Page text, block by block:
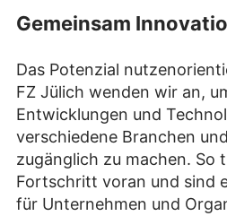
Gemeinsam
Das Potenzial
FZ Jülich wenden wir an,
Entwicklungen und
verschiedene Branchen
zugänglich zu machen. So
Fortschritt voran und sind
für Unternehmen und